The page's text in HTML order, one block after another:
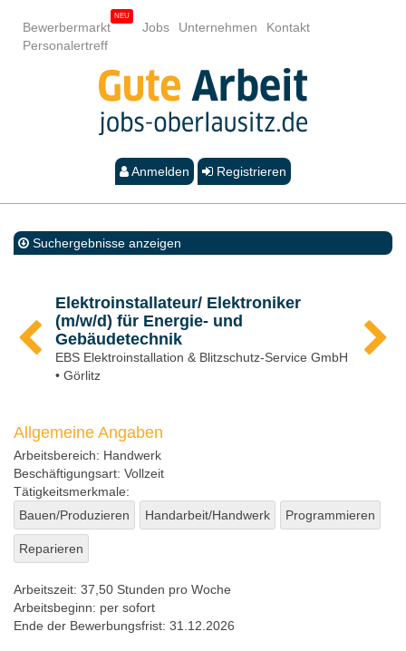
Bewerbermarkt Jobs Unternehmen
Kontakt
Personalertreff
Anmelden Registrieren
Suchergebnisse anzeigen
Elektroinstallateur/ Elektroniker
(m/w/d) für Energie- und
Gebäudetechnik
EBS Elektroinstallation & Blitzschutz-Service GmbH
• Görlitz
Allgemeine Angaben
Arbeitsbereich: Handwerk
Beschäftigungsart: Vollzeit
Tätigkeitsmerkmale:
Bauen/Produzieren
Handarbeit/Handwerk Programmieren
Reparieren
Arbeitszeit: 37,50 Stunden pro Woche
Arbeitsbeginn: per sofort
Ende der Bewerbungsfrist: 31.12.2026